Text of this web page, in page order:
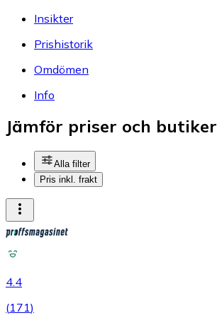
Insikter
Prishistorik
Omdömen
Info
Jämför priser och butiker
Alla filter
Pris inkl. frakt
4.4
(171)